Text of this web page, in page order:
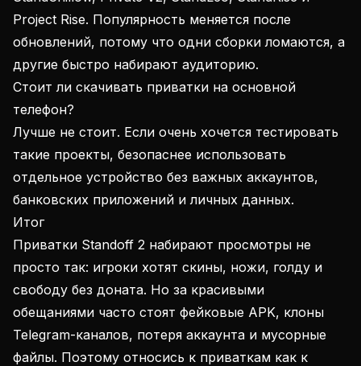
Project Rise. Популярность меняется после
обновлений, потому что одни сборки ломаются, а
другие быстро набирают аудиторию.
Стоит ли скачивать приватки на основной
телефон?
Лучше не стоит. Если очень хочется тестировать
такие проекты, безопаснее использовать
отдельное устройство без важных аккаунтов,
банковских приложений и личных данных.
Итог
Приватки Standoff 2 набирают просмотры не
просто так: игроки хотят скины, ножи, голду и
свободу без доната. Но за красивыми
обещаниями часто стоят фейковые APK, клоны
Telegram-каналов, потеря аккаунта и мусорные
файлы. Поэтому относись к приваткам как к